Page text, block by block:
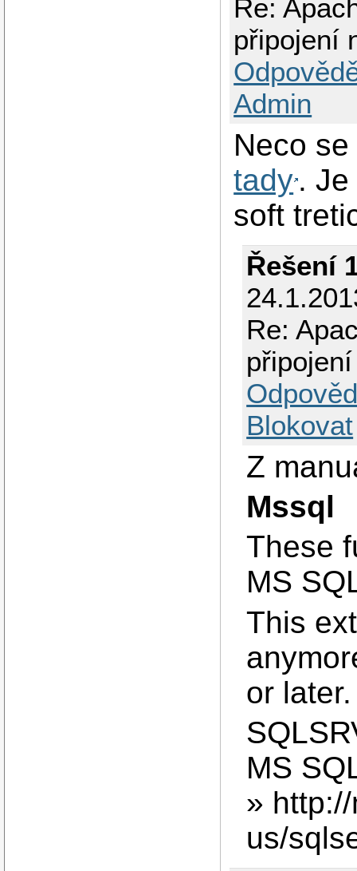
Re:
připojení
Admin
Neco
tady .
soft
Řešení
Re:
Blokovat
Z
Mssql
These
MS
This
or later.
MS
»
us/